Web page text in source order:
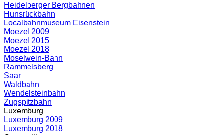
Heidelberger Bergbahnen
Hunsrückbahn
Localbahnmuseum Eisenstein
Moezel 2009
Moezel 2015
Moezel 2018
Moselwein-Bahn
Rammelsberg
Saar
Waldbahn
Wendelsteinbahn
Zugspitzbahn
Luxemburg
Luxemburg 2009
Luxemburg 2018